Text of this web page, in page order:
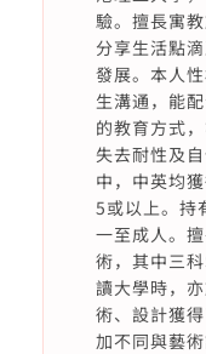
驗。擅長寓
分享生活點
發展。本人
生溝通，能
的教育方式
失去耐性及
中，中英均
5或以上。持
一至成人。
術，其中三
讀大學時，
術、設計獲
加不同與藝